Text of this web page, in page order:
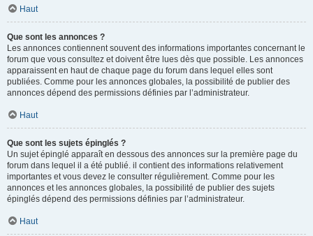
Haut
Que sont les annonces ?
Les annonces contiennent souvent des informations importantes concernant le
forum que vous consultez et doivent être lues dès que possible. Les annonces
apparaissent en haut de chaque page du forum dans lequel elles sont
publiées. Comme pour les annonces globales, la possibilité de publier des
annonces dépend des permissions définies par l’administrateur.
Haut
Que sont les sujets épinglés ?
Un sujet épinglé apparaît en dessous des annonces sur la première page du
forum dans lequel il a été publié. il contient des informations relativement
importantes et vous devez le consulter régulièrement. Comme pour les
annonces et les annonces globales, la possibilité de publier des sujets
épinglés dépend des permissions définies par l’administrateur.
Haut